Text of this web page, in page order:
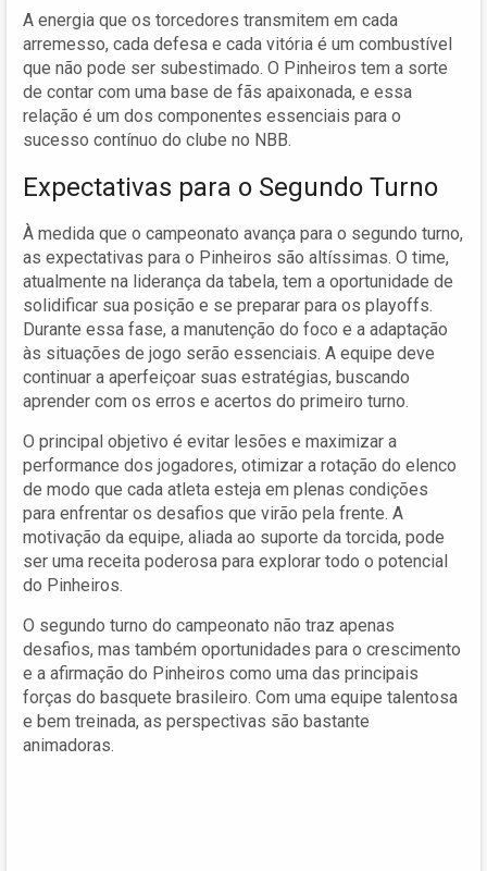
A energia que os torcedores transmitem em cada
arremesso, cada defesa e cada vitória é um combustível
que não pode ser subestimado. O Pinheiros tem a sorte
de contar com uma base de fãs apaixonada, e essa
relação é um dos componentes essenciais para o
sucesso contínuo do clube no NBB.
Expectativas para o Segundo Turno
À medida que o campeonato avança para o segundo turno,
as expectativas para o Pinheiros são altíssimas. O time,
atualmente na liderança da tabela, tem a oportunidade de
solidificar sua posição e se preparar para os playoffs.
Durante essa fase, a manutenção do foco e a adaptação
às situações de jogo serão essenciais. A equipe deve
continuar a aperfeiçoar suas estratégias, buscando
aprender com os erros e acertos do primeiro turno.
O principal objetivo é evitar lesões e maximizar a
performance dos jogadores, otimizar a rotação do elenco
de modo que cada atleta esteja em plenas condições
para enfrentar os desafios que virão pela frente. A
motivação da equipe, aliada ao suporte da torcida, pode
ser uma receita poderosa para explorar todo o potencial
do Pinheiros.
O segundo turno do campeonato não traz apenas
desafios, mas também oportunidades para o crescimento
e a afirmação do Pinheiros como uma das principais
forças do basquete brasileiro. Com uma equipe talentosa
e bem treinada, as perspectivas são bastante
animadoras.